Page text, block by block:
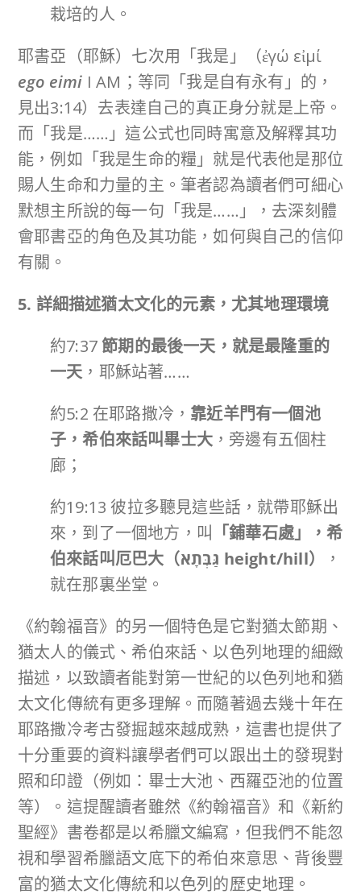
栽培的人。
耶書亞（耶穌）七次用「我是」（ἐγώ εἰμί
ego eimi I AM；等同「我是自有永有」的，
見出3:14）去表達自己的真正身分就是上帝。
而「我是……」這公式也同時寓意及解釋其功
能，例如「我是生命的糧」就是代表他是那位
賜人生命和力量的主。筆者認為讀者們可細心
默想主所說的每一句「我是……」，去深刻體
會耶書亞的角色及其功能，如何與自己的信仰
有關。
5. 詳細描述猶太文化的元素，尤其地理環境
約7:37 節期的最後一天，就是最隆重的
一天，耶穌站著……
約5:2 在耶路撒冷， 靠近羊門有一個池
子，希伯來話叫畢士大 ，旁邊有五個柱
廊；
約19:13 彼拉多聽見這些話，就帶耶穌出
來，到了一個地方，叫 「鋪華石處」，希
伯來話叫厄巴大（גַּבְּתָא height/hill）
，
就在那裏坐堂。
《約翰福音》的另一個特色是它對猶太節期、
猶太人的儀式、希伯來話、以色列地理的細緻
描述，以致讀者能對第一世紀的以色列地和猶
太文化傳統有更多理解。而隨著過去幾十年在
耶路撒冷考古發掘越來越成熟，這書也提供了
十分重要的資料讓學者們可以跟出土的發現對
照和印證（例如：畢士大池、西羅亞池的位置
等）。這提醒讀者雖然《約翰福音》和《新約
聖經》書卷都是以希臘文編寫，但我們不能忽
視和學習希臘語文底下的希伯來意思、背後豐
富的猶太文化傳統和以色列的歷史地理。